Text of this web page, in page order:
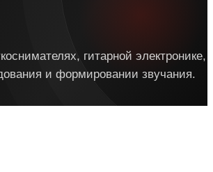
гитарной электронике,
и формировании звучания.